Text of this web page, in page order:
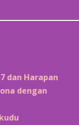
dan Harapan
dengan